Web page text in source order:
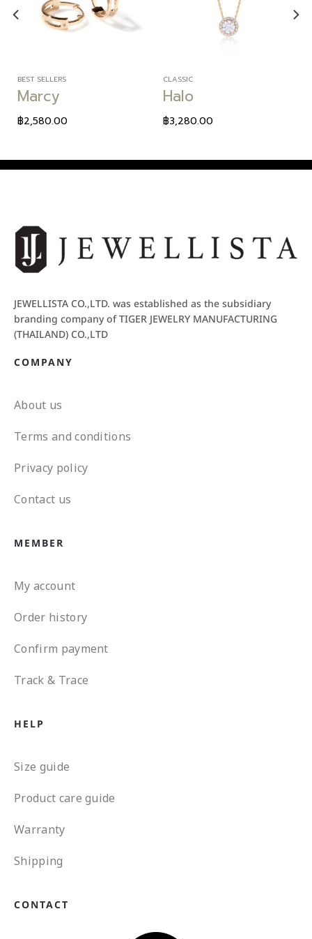
wishlist
BEST SELLERS
Marcy
฿2,580.00
CLASSIC
Halo
฿3,280.00
JEWELLISTA CO.,LTD. was established as the subsidiary
branding company of TIGER JEWELRY MANUFACTURING
(THAILAND) CO.,LTD
COMPANY
About us
Terms and conditions
Privacy policy
Contact us
MEMBER
My account
Order history
Confirm payment
Track & Trace
HELP
Size guide
Product care guide
Warranty
Shipping
CONTACT